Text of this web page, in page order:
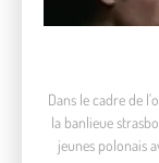
Dans le cadre de
la banlieue
jeunes polonais